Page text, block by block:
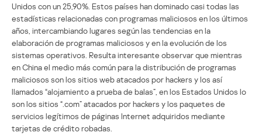
Unidos con un 25,90%. Estos países han dominado casi todas las
estadísticas relacionadas con programas maliciosos en los últimos
años, intercambiando lugares según las tendencias en la
elaboración de programas maliciosos y en la evolución de los
sistemas operativos. Resulta interesante observar que mientras
en China el medio más común para la distribución de programas
maliciosos son los sitios web atacados por hackers y los así
llamados “alojamiento a prueba de balas”, en los Estados Unidos lo
son los sitios “.com” atacados por hackers y los paquetes de
servicios legítimos de páginas Internet adquiridos mediante
tarjetas de crédito robadas.